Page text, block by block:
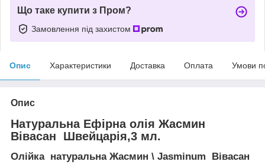
Що таке купити з Пром?
Замовлення під захистом
Опис Характеристики Доставка Оплата Умови
Опис
Натуральна Ефірна олія Жасмин
Вівасан Швейцарія,3 мл.
Олійка натуральна Жасмин \ Jasminum Вівасан